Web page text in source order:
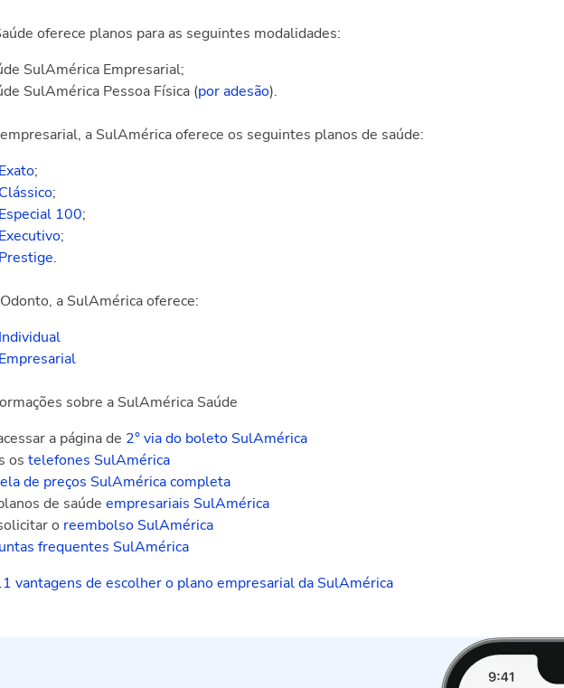
oferece planos para as seguintes modalidades:
SulAmérica Empresarial;
SulAmérica Pessoa Física (por adesão).
a SulAmérica oferece os seguintes planos de saúde:
;
;
100;
;
.
a SulAmérica oferece:
sobre a SulAmérica Saúde
a página de 2° via do boleto SulAmérica
os telefones SulAmérica
de preços SulAmérica completa
de saúde empresariais SulAmérica
o reembolso SulAmérica
frequentes SulAmérica
vantagens de escolher o plano empresarial da SulAmérica